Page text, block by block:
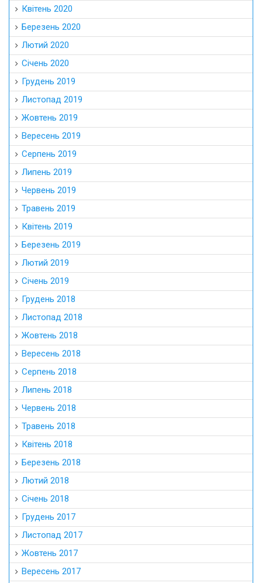
Квітень 2020
Березень 2020
Лютий 2020
Січень 2020
Грудень 2019
Листопад 2019
Жовтень 2019
Вересень 2019
Серпень 2019
Липень 2019
Червень 2019
Травень 2019
Квітень 2019
Березень 2019
Лютий 2019
Січень 2019
Грудень 2018
Листопад 2018
Жовтень 2018
Вересень 2018
Серпень 2018
Липень 2018
Червень 2018
Травень 2018
Квітень 2018
Березень 2018
Лютий 2018
Січень 2018
Грудень 2017
Листопад 2017
Жовтень 2017
Вересень 2017